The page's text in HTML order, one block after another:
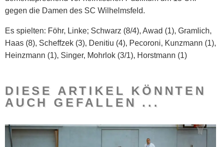
gegen die Damen des SC Wilhelmsfeld.
Es spielten: Föhr, Linke; Schwarz (8/4), Awad (1), Gramlich,
Haas (8), Scheffzek (3), Denitiu (4), Pecoroni, Kunzmann (1),
Heinzmann (1), Singer, Mohrlok (3/1), Horstmann (1)
DIESE ARTIKEL KÖNNTEN
AUCH GEFALLEN ...